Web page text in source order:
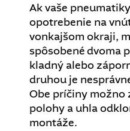
Ak vaše
opotrebenie na
vonkajšom okraji,
spôsobené dvoma
kladný alebo
druhou je
Obe príčiny
polohy a uhla
montáže.